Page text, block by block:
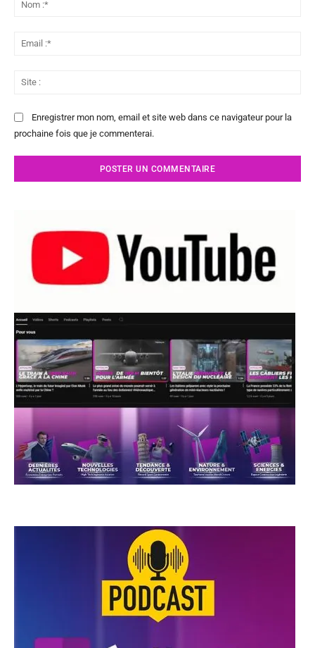
Enregistrer mon nom, email et site web dans ce navigateur pour la
prochaine fois que je commenterai.